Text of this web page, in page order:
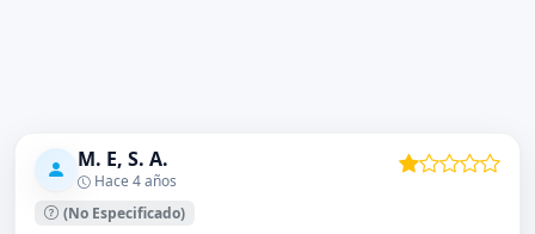
M. E, S. A.
Hace 4 años
(No Especificado)